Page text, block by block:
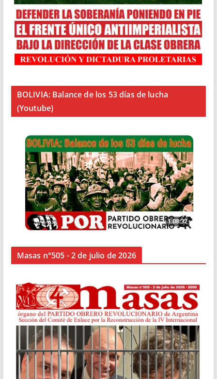
BOLIVIA: Balance de los 53 días de lucha
(Youtube)
Masas n°505 - 2 de julio de 2026